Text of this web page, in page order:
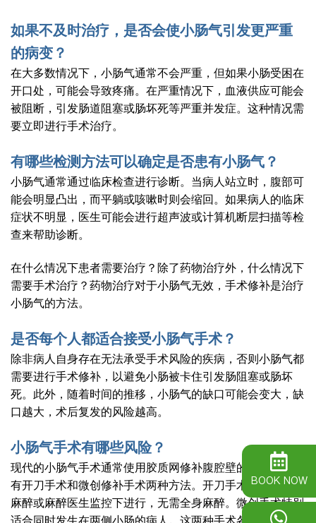
如果不及时治疗，是否会使小肠气引发更严重
的病变？
在大多数情况下，小肠气通常不会严重，但如果小肠受困在
开口处，可能会导致疼痛。在严重情况下，血液供应可能会
被阻断，引发肠道阻塞或肠坏死等严重并发症。这种情况需
要立即进行手术治疗。
有哪些检测方法可以确定是否患有小肠气？
小肠气通常通过临床检查进行诊断。当病人站立时，腹部可
能会明显凸出，而平躺或咳嗽时则会缩回。如果病人的临床
症状不明显，医生可能会进行超声波或计算机断层扫描等检
查来帮助诊断。
在什么情况下患者需要治疗？除了药物治疗外，什么情况下
需要手术治疗？药物治疗对于小肠气无效，手术修补是治疗
小肠气的方法。
是否每个人都适合接受小肠气手术？
除非病人自身存在无法承受手术风险的疾病，否则小肠气都
需要进行手术修补，以避免小肠被卡住引发肠阻塞或肠坏
死。此外，随着时间的推移，小肠气的缺口可能会变大，缺
口越大，术后复发的风险越高。
小肠气手术有哪些风险？
现代的小肠气手术通常使用胶质网修补腹腔壁的弱点。主要
有开刀手术和微创修补手术两种方法。开刀手术可以在局部
麻醉或麻醉医生监控下进行，无需全身麻醉。微创手术特别
适合同时发生在两侧小肠的病人。这两种手术各有优缺点，
BOOK NOW